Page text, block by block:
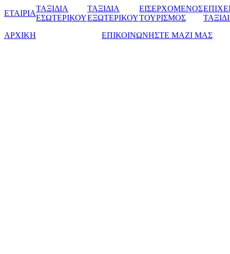
ΕΤΑΙΡΙΑ
ΤΑΞΙΔΙΑ
ΕΣΩΤΕΡΙΚΟΥ
ΤΑΞΙΔΙΑ
ΕΞΩΤΕΡΙΚΟΥ
ΕΙΣΕΡΧΟΜΕΝΟΣ
ΤΟΥΡΙΣΜΟΣ
ΑΡΧΙΚΗ
ΕΠΙΚΟΙΝΩΝΗΣΤΕ ΜΑΖΙ ΜΑΣ